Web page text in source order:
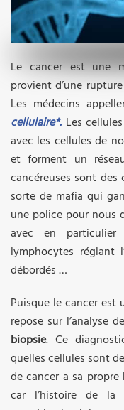
Le cancer est une
provient d’une
Les médecins
cellulaire*. Les
avec les cellules de
et forment un
cancéreuses sont
sorte de mafia qui
une police pour nous
avec en
lymphocytes réglant
débordés …
Puisque le cancer est
repose sur l’analyse
biopsie. Ce
quelles cellules sont
de cancer a sa
car l’histoire de la